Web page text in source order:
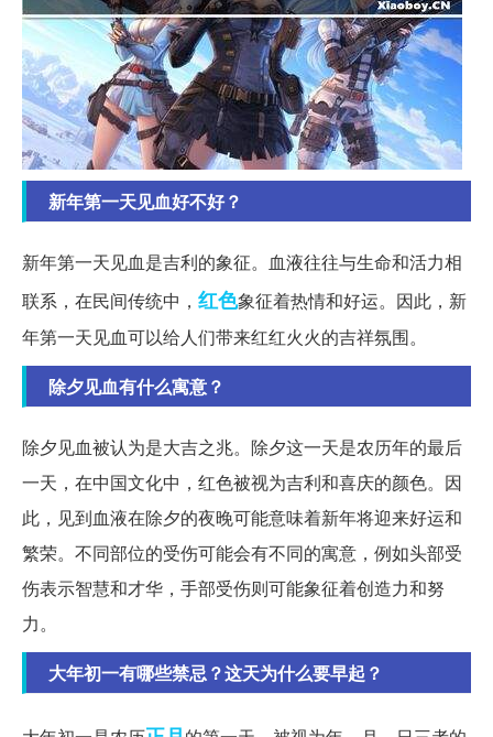
新年第一天见血好不好？
新年第一天见血是吉利的象征。血液往往与生命和活力相
联系，在民间传统中， 红色象征着热情和好运。因此，新
年第一天见血可以给人们带来红红火火的吉祥氛围。
除夕见血有什么寓意？
除夕见血被认为是大吉之兆。除夕这一天是农历年的最后
一天，在中国文化中，红色被视为吉利和喜庆的颜色。因
此，见到血液在除夕的夜晚可能意味着新年将迎来好运和
繁荣。不同部位的受伤可能会有不同的寓意，例如头部受
伤表示智慧和才华，手部受伤则可能象征着创造力和努
力。
大年初一有哪些禁忌？这天为什么要早起？